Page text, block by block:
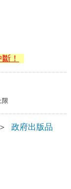
！
限
＞
政府出版品